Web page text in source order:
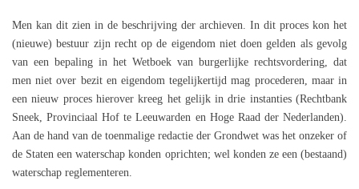
Men kan dit zien in de beschrijving der archieven. In dit proces kon het
(nieuwe) bestuur zijn recht op de eigendom niet doen gelden als gevolg
van een bepaling in het Wetboek van burgerlijke rechtsvordering, dat
men niet over bezit en eigendom tegelijkertijd mag procederen, maar in
een nieuw proces hierover kreeg het gelijk in drie instanties (Rechtbank
Sneek, Provinciaal Hof te Leeuwarden en Hoge Raad der Nederlanden).
Aan de hand van de toenmalige redactie der Grondwet was het onzeker of
de Staten een waterschap konden oprichten; wel konden ze een (bestaand)
waterschap reglementeren.